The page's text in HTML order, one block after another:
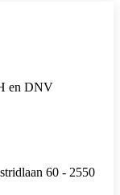
en DNV
60 - 2550